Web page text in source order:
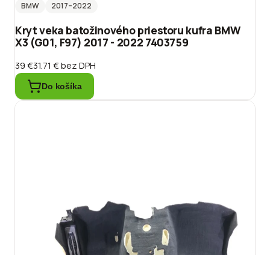
BMW
2017–2022
Kryt veka batožinového priestoru kufra BMW
X3 (G01, F97) 2017 - 2022 7403759
39 €31.71 €bez DPH
Do košíka